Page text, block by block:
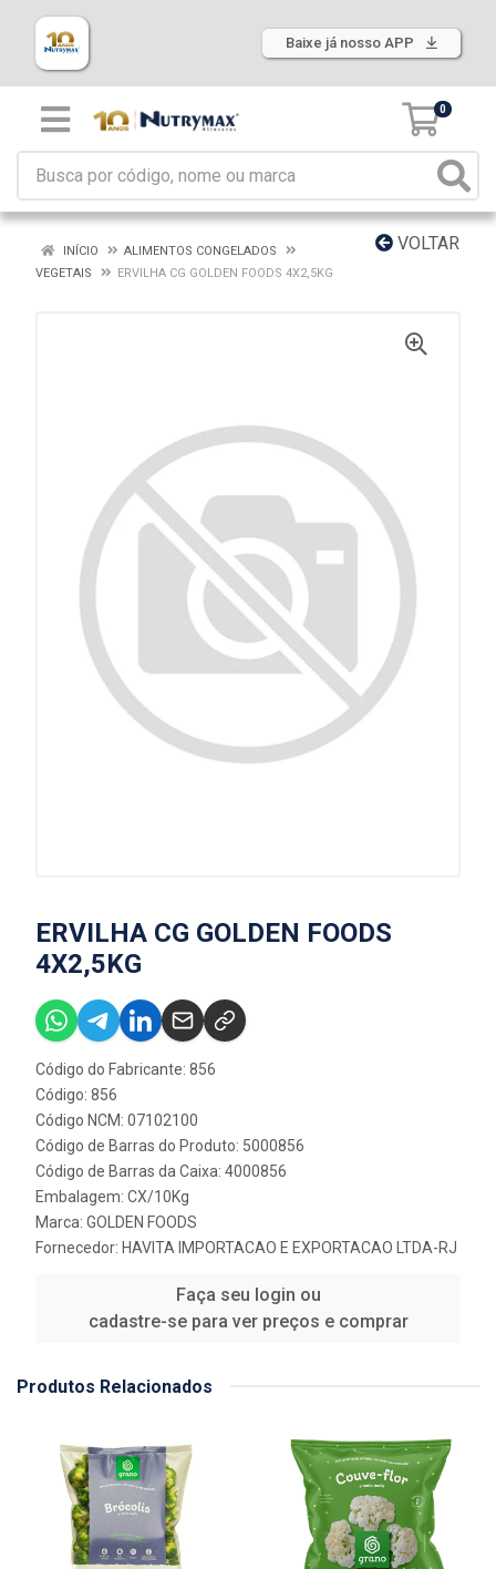
Baixe já nosso APP
0
VOLTAR
INÍCIO
ALIMENTOS CONGELADOS
VEGETAIS
ERVILHA CG GOLDEN FOODS 4X2,5KG
ERVILHA CG GOLDEN FOODS
4X2,5KG
Código do Fabricante: 856
Código: 856
Código NCM: 07102100
Código de Barras do Produto: 5000856
Código de Barras da Caixa: 4000856
Embalagem: CX/10Kg
Marca: GOLDEN FOODS
Fornecedor: HAVITA IMPORTACAO E EXPORTACAO LTDA-RJ
Faça seu login ou
cadastre-se para ver preços e comprar
Produtos Relacionados